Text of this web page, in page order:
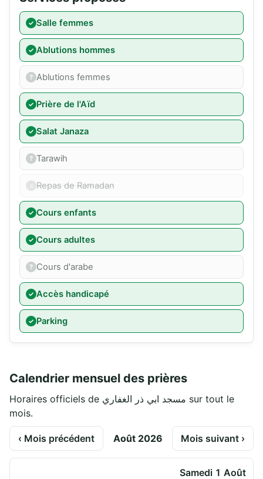
Salle femmes
Ablutions hommes
Ablutions femmes
Prière de l'Aïd
Salat Janaza
Tarawih
Repas de Ramadan
Cours enfants
Cours adultes
Cours d'arabe
Accès handicapé
Parking
Calendrier mensuel des prières
Horaires officiels de مسجد ابي ذر الغفاري sur tout le
mois.
‹ Mois précédent Août 2026 Mois suivant ›
Samedi 1 Août